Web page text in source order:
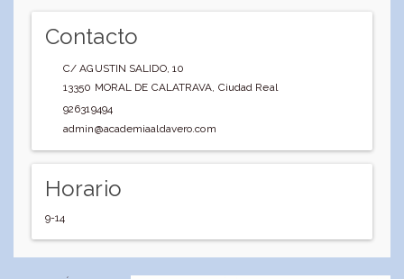
Contacto
C/ AGUSTIN SALIDO, 10
13350 MORAL DE CALATRAVA, Ciudad Real
926319494
admin@academiaaldavero.com
Horario
9-14